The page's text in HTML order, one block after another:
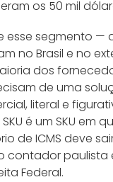
os 50 mil
esse segmento —
no Brasil e no
dos
de uma
literal e
é um SKU em
de ICMS deve
contador paulista
Federal.